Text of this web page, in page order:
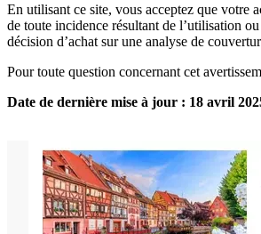
En utilisant ce site, vous acceptez que votre
de toute incidence résultant de l’utilisation
décision d’achat sur une analyse de
Pour toute question concernant cet
Date de dernière mise à jour : 18 avril